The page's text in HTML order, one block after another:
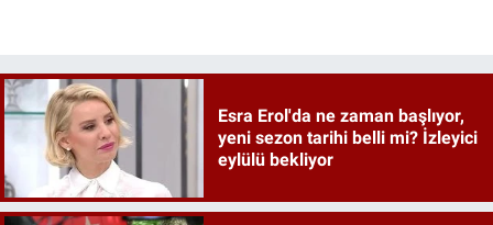
Esra Erol'da ne zaman başlıyor,
yeni sezon tarihi belli mi? İzleyici
eylülü bekliyor